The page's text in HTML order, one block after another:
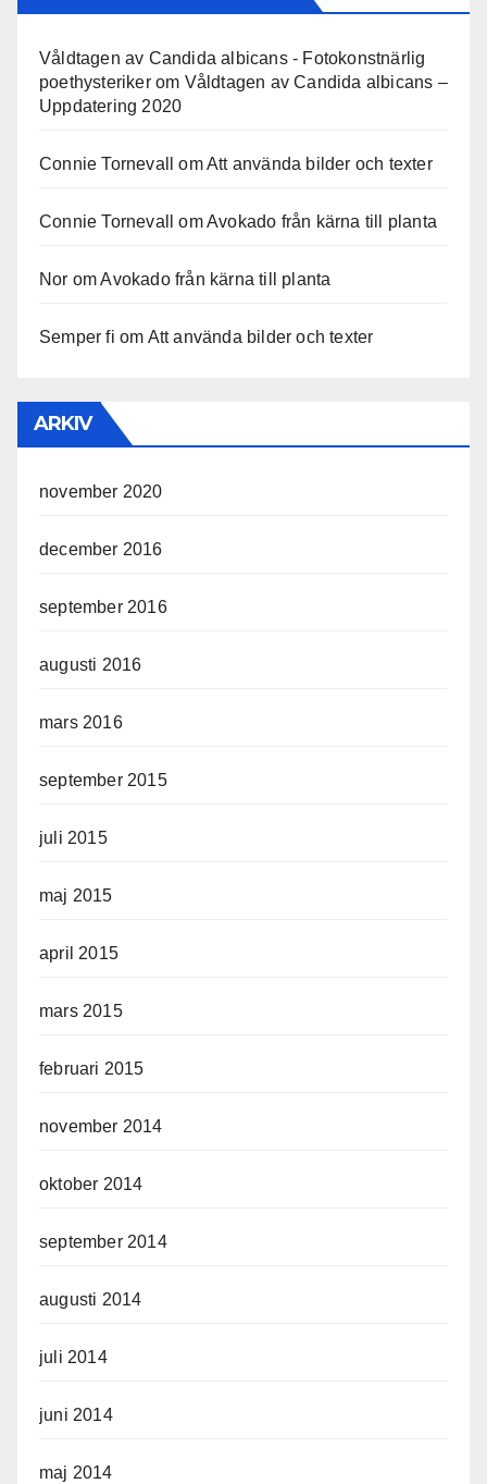
Våldtagen av Candida albicans - Fotokonstnärlig
poethysterikerom Våldtagen av Candida albicans –
Uppdatering 2020
Connie Tornevall omAtt använda bilder och texter
Connie Tornevall omAvokado från kärna till planta
Nor omAvokado från kärna till planta
Semper fi om Att använda bilder och texter
ARKIV
november 2020
december 2016
september 2016
augusti 2016
mars 2016
september 2015
juli 2015
maj 2015
april 2015
mars 2015
februari 2015
november 2014
oktober 2014
september 2014
augusti 2014
juli 2014
juni 2014
maj 2014